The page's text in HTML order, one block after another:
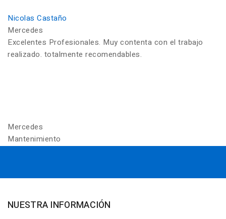
Nicolas Castaño
Mercedes
Excelentes Profesionales. Muy contenta con el trabajo
realizado. totalmente recomendables.
Mercedes
Mantenimiento
NUESTRA INFORMACIÓN